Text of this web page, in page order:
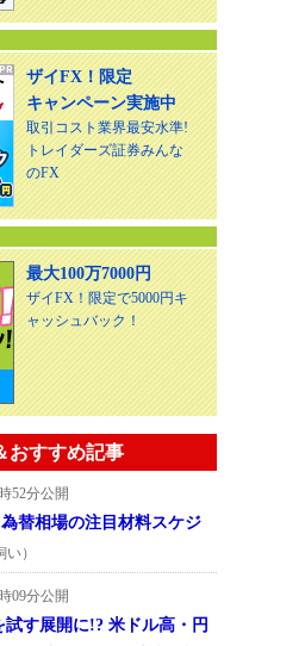
ザイFX！限定
キャンペーン実施中
取引コスト業界最安水準!
トレイダーズ証券みんな
のFX
最大100万7000円
ザイFX！限定で5000円キ
ャッシュバック！
おすすめ記事
52分公開
為替相場の注目材料スケジ
い）
09分公開
試す展開に!? 米ドル高・円